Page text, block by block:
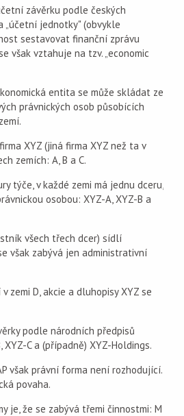
závěrku podle českých
„účetní jednotky" (obvykle
sestavovat finanční zprávu
však vztahuje na tzv. „economic
entita se může skládat ze
právnických osob působících
XYZ (jiná firma XYZ než ta v
zemích: A, B a C.
týče, v každé zemi má jednu dceru,
osobou: XYZ-A, XYZ-B a
všech třech dcer) sídlí
však zabývá jen administrativní
zemi D, akcie a dluhopisy XYZ se
podle národních předpisů
C a (případně) XYZ-Holdings.
však právní forma není rozhodující.
povaha.
je, že se zabývá třemi činnostmi: M